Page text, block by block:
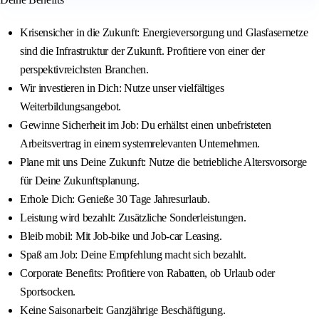
Krisensicher in die Zukunft: Energieversorgung und Glasfasernetze
sind die Infrastruktur der Zukunft. Profitiere von einer der
perspektivreichsten Branchen.
Wir investieren in Dich: Nutze unser vielfältiges
Weiterbildungsangebot.
Gewinne Sicherheit im Job: Du erhältst einen unbefristeten
Arbeitsvertrag in einem systemrelevanten Unternehmen.
Plane mit uns Deine Zukunft: Nutze die betriebliche Altersvorsorge
für Deine Zukunftsplanung.
Erhole Dich: Genieße 30 Tage Jahresurlaub.
Leistung wird bezahlt: Zusätzliche Sonderleistungen.
Bleib mobil: Mit Job-bike und Job-car Leasing.
Spaß am Job: Deine Empfehlung macht sich bezahlt.
Corporate Benefits: Profitiere von Rabatten, ob Urlaub oder
Sportsocken.
Keine Saisonarbeit: Ganzjährige Beschäftigung.